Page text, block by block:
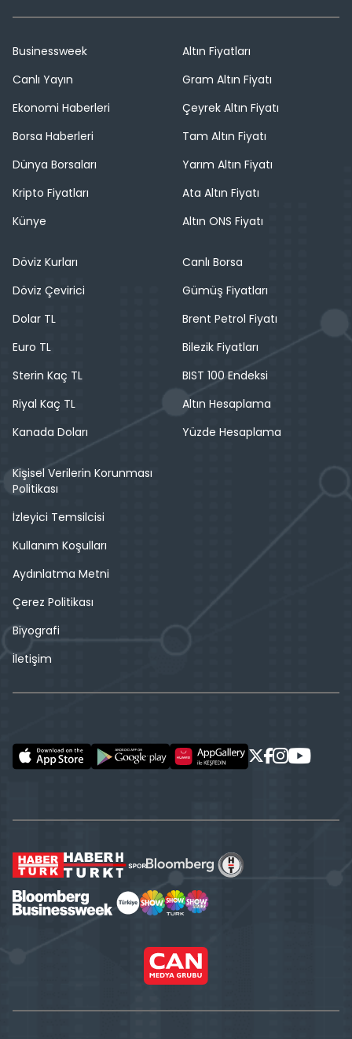
Businessweek
Canlı Yayın
Ekonomi Haberleri
Borsa Haberleri
Dünya Borsaları
Kripto Fiyatları
Künye
Altın Fiyatları
Gram Altın Fiyatı
Çeyrek Altın Fiyatı
Tam Altın Fiyatı
Yarım Altın Fiyatı
Ata Altın Fiyatı
Altın ONS Fiyatı
Döviz Kurları
Döviz Çevirici
Dolar TL
Euro TL
Sterin Kaç TL
Riyal Kaç TL
Kanada Doları
Canlı Borsa
Gümüş Fiyatları
Brent Petrol Fiyatı
Bilezik Fiyatları
BIST 100 Endeksi
Altın Hesaplama
Yüzde Hesaplama
Kişisel Verilerin Korunması
Politikası
İzleyici Temsilcisi
Kullanım Koşulları
Aydınlatma Metni
Çerez Politikası
Biyografi
İletişim